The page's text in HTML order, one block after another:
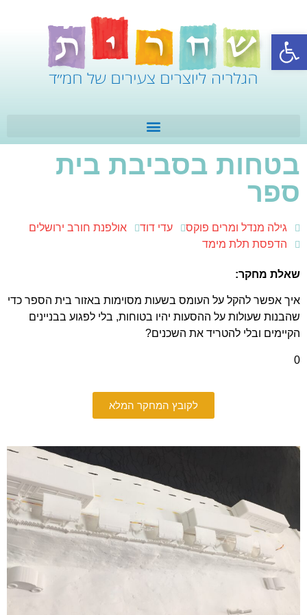
פתח סרגל נגישות
בטחות בסביבת בית
ספר
גילה מנדל ומרים פוקס עדי דוד
אולפנת חורב ירושלים
הדפסת תלת מימד
שאלת מחקר:
איך אפשר להקל על העומס בשעות מסוימות באזור בית הספר כדי
שהבנות שעולות על ההסעות יהיו בטוחות, בלי לפגוע בבניינים
הקיימים ובלי להטריד את השכנים?
0
לקובץ המחקר המלא